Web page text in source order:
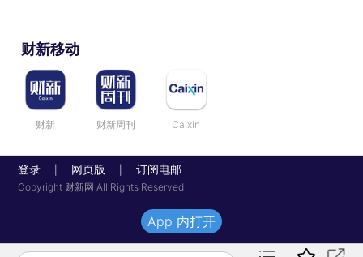
财新移动
财新 财新周刊 Caixin
登录 网页版 订阅电邮
Copyright 财新网 All Rights Reserved
App 内打开